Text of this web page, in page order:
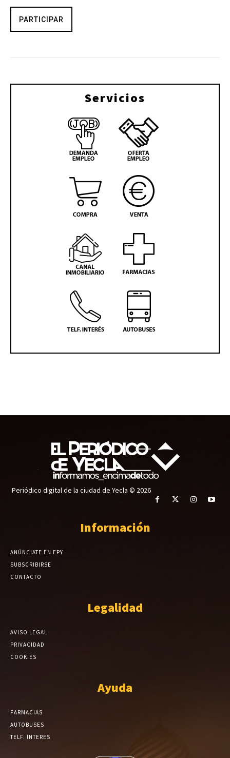
PARTICIPAR
Servicios
Periódico digital de la ciudad de Yecla © 2026
Información
ANÚNCIATE EN EPY
SUBSCRIBIRSE
CONTACTO
Legalidad
AVISO LEGAL
PRIVACIDAD
COOKIES
Ayuda
FARMACIAS
AUTOBUSES
TELF. INTERES